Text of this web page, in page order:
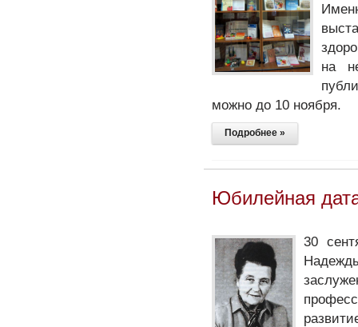
на
можно до 10 ноября.
Подробнее »
Юбилейная
30